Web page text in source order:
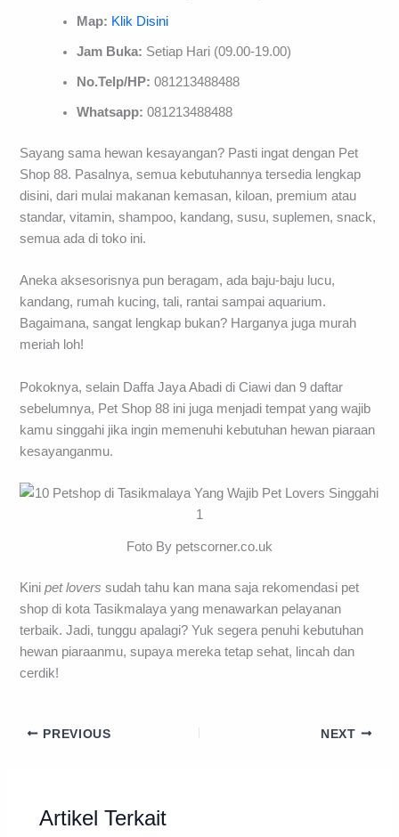
Map: Klik Disini
Jam Buka: Setiap Hari (09.00-19.00)
No.Telp/HP: 081213488488
Whatsapp:081213488488
Sayang sama hewan kesayangan? Pasti ingat dengan Pet
Shop 88. Pasalnya, semua kebutuhannya tersedia lengkap
disini, dari mulai makanan kemasan, kiloan, premium atau
standar, vitamin, shampoo, kandang, susu, suplemen, snack,
semua ada di toko ini.
Aneka aksesorisnya pun beragam, ada baju-baju lucu,
kandang, rumah kucing, tali, rantai sampai aquarium.
Bagaimana, sangat lengkap bukan? Harganya juga murah
meriah loh!
Pokoknya, selain Daffa Jaya Abadi di Ciawi dan 9 daftar
sebelumnya, Pet Shop 88 ini juga menjadi tempat yang wajib
kamu singgahi jika ingin memenuhi kebutuhan hewan piaraan
kesayanganmu.
Foto By petscorner.co.uk
Kinipet lovers sudah tahu kan mana saja rekomendasi pet
shop di kota Tasikmalaya yang menawarkan pelayanan
terbaik. Jadi, tunggu apalagi? Yuk segera penuhi kebutuhan
hewan piaraanmu, supaya mereka tetap sehat, lincah dan
cerdik!
PREVIOUS NEXT
Artikel Terkait